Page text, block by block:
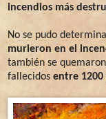
incendios más
No se pudo
murieron en el
también se
fallecidos entre 1200